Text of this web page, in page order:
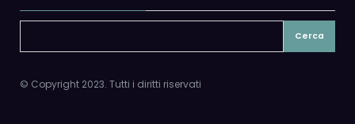
Cerca
© Copyright 2023. Tutti i diritti riservati